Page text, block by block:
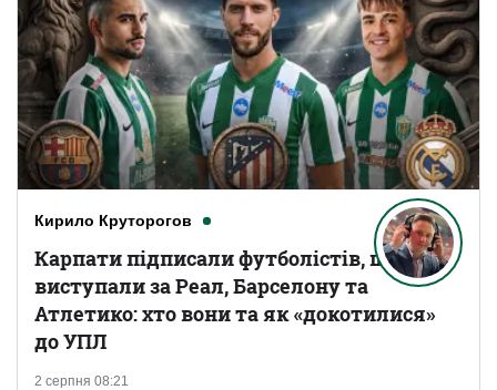
Кирило Круторогов
2 серпня 08:21
Карпати підписали футболістів, що
виступали за Реал, Барселону та
Атлетико: хто вони та як «докотилися»
до УПЛ